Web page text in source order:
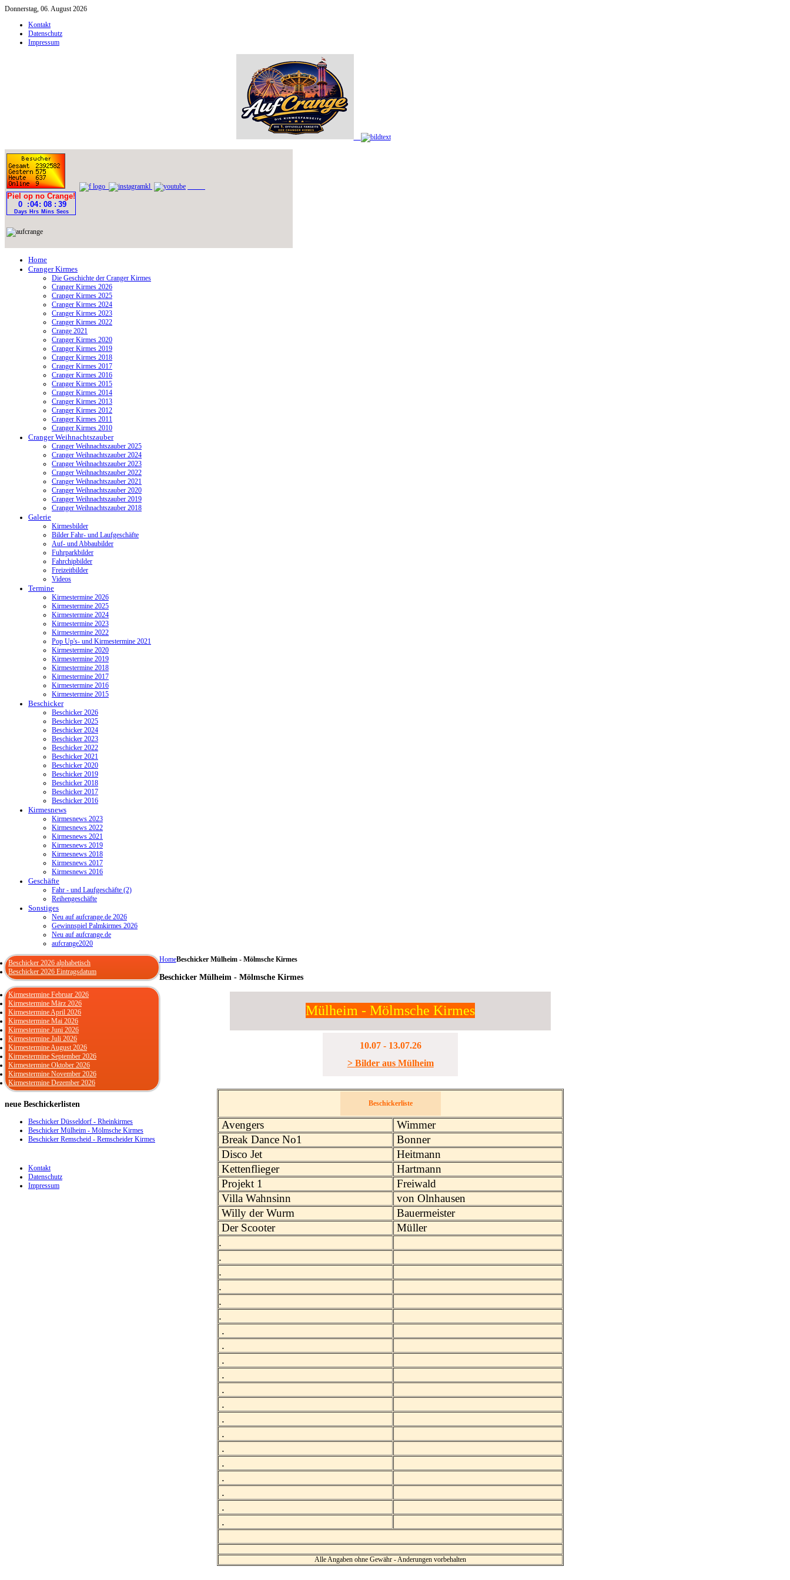
Donnerstag, 06. August 2026
Kontakt
Datenschutz
Impressum
Home
Cranger Kirmes
Die Geschichte der Cranger Kirmes
Cranger Kirmes 2026
Cranger Kirmes 2025
Cranger Kirmes 2024
Cranger Kirmes 2023
Cranger Kirmes 2022
Crange 2021
Cranger Kirmes 2020
Cranger Kirmes 2019
Cranger Kirmes 2018
Cranger Kirmes 2017
Cranger Kirmes 2016
Cranger Kirmes 2015
Cranger Kirmes 2014
Cranger Kirmes 2013
Cranger Kirmes 2012
Cranger Kirmes 2011
Cranger Kirmes 2010
Cranger Weihnachtszauber
Cranger Weihnachtszauber 2025
Cranger Weihnachtszauber 2024
Cranger Weihnachtszauber 2023
Cranger Weihnachtszauber 2022
Cranger Weihnachtszauber 2021
Cranger Weihnachtszauber 2020
Cranger Weihnachtszauber 2019
Cranger Weihnachtszauber 2018
Galerie
Kirmesbilder
Bilder Fahr- und Laufgeschäfte
Auf- und Abbaubilder
Fuhrparkbilder
Fahrchipbilder
Freizeitbilder
Videos
Termine
Kirmestermine 2026
Kirmestermine 2025
Kirmestermine 2024
Kirmestermine 2023
Kirmestermine 2022
Pop Up's- und Kirmestermine 2021
Kirmestermine 2020
Kirmestermine 2019
Kirmestermine 2018
Kirmestermine 2017
Kirmestermine 2016
Kirmestermine 2015
Beschicker
Beschicker 2026
Beschicker 2025
Beschicker 2024
Beschicker 2023
Beschicker 2022
Beschicker 2021
Beschicker 2020
Beschicker 2019
Beschicker 2018
Beschicker 2017
Beschicker 2016
Kirmesnews
Kirmesnews 2023
Kirmesnews 2022
Kirmesnews 2021
Kirmesnews 2019
Kirmesnews 2018
Kirmesnews 2017
Kirmesnews 2016
Geschäfte
Fahr - und Laufgeschäfte (2)
Reihengeschäfte
Sonstiges
Neu auf aufcrange.de 2026
Gewinnspiel Palmkirmes 2026
Neu auf aufcrange.de
aufcrange2020
HomeBeschicker Mülheim - Mölmsche Kirmes
Beschicker Mülheim - Mölmsche Kirmes
Mülheim - Mölmsche Kirmes
10.07 - 13.07.26
> Bilder aus Mülheim
Beschickerliste
Avengers
Wimmer
Break Dance No1
Bonner
Disco Jet
Heitmann
Kettenflieger
Hartmann
Projekt 1
Freiwald
Villa Wahnsinn
von Olnhausen
Willy der Wurm
Bauermeister
Der Scooter
Müller
.
.
.
.
.
.
.
.
.
.
.
.
.
.
.
.
.
.
.
.
Alle Angaben ohne Gewähr - Anderungen vorbehalten
Beschicker 2026 alphabetisch
Beschicker 2026 Eintragsdatum
Kirmestermine Februar 2026
Kirmestermine März 2026
Kirmestermine April 2026
Kirmestermine Mai 2026
Kirmestermine Juni 2026
Kirmestermine Juli 2026
Kirmestermine August 2026
Kirmestermine September 2026
Kirmestermine Oktober 2026
Kirmestermine November 2026
Kirmestermine Dezember 2026
neue Beschickerlisten
Beschicker Düsseldorf - Rheinkirmes
Beschicker Mülheim - Mölmsche Kirmes
Beschicker Remscheid - Remscheider Kirmes
Kontakt
Datenschutz
Impressum